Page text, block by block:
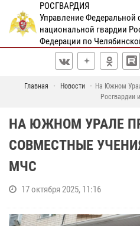
РОСГВАРДИЯ
Управление Федеральной
национальной гвардии
Федерации по
Главная Новости
На Южном
Росгвардии
НА ЮЖНОМ УРАЛЕ
СОВМЕСТНЫЕ
МЧС
17 октября 2025, 11:16